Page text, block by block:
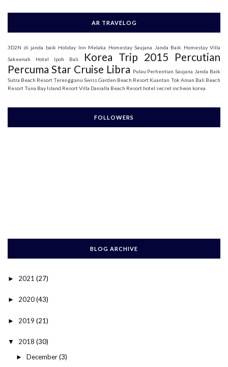
AR TRAVELOG
3D2N di janda baik Holiday Inn Melaka Homestay Saujana Janda Baik Homestay Villa
Sakeenah
Hotel Ipoh Bali Korea Trip 2015 Percutian
Percuma Star Cruise Libra Pulau Perhentian Saujana Janda Baik
Sutra Beach Resort Terengganu Swiss Garden Beach Resort Kuantan Tok Aman Bali Beach
ResortTuna Bay Island ResortVilla Danialla Beach Resort hotel secret incheon korea
FOLLOWERS
BLOG ARCHIVE
► 2021 (27)
► 2020(43)
► 2019 (21)
▼ 2018 (30)
► December(3)